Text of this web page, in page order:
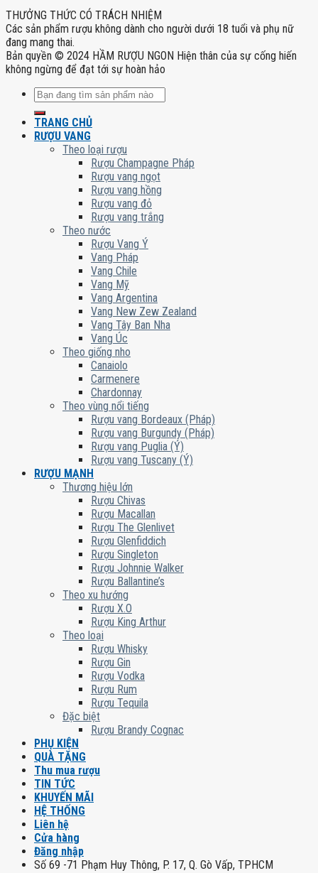
THƯỞNG THỨC CÓ TRÁCH NHIỆM
Các sản phẩm rượu không dành cho người dưới 18 tuổi và phụ nữ
đang mang thai.
Bản quyền © 2024 HẦM RƯỢU NGON Hiện thân của sự cống hiến
không ngừng để đạt tới sự hoàn hảo
Tìm
TRANG CHỦ
RƯỢU VANG
Theo loại rượu
Rượu Champagne Pháp
Rượu vang ngọt
Rượu vang hồng
Rượu vang đỏ
Rượu vang trắng
Theo nước
Rượu Vang Ý
Vang Pháp
Vang Chile
Vang Mỹ
Vang Argentina
Vang New Zew Zealand
Vang Tây Ban Nha
Vang Úc
Theo giống nho
Canaiolo
Carmenere
Chardonnay
Theo vùng nổi tiếng
Rượu vang Bordeaux (Pháp)
Rượu vang Burgundy (Pháp)
Rượu vang Puglia (Ý)
Rượu vang Tuscany (Ý)
RƯỢU MẠNH
Thương hiệu lớn
Rượu Chivas
Rượu Macallan
Rượu The Glenlivet
Rượu Glenfiddich
Rượu Singleton
Rượu Johnnie Walker
Rượu Ballantine’s
Theo xu hướng
Rượu X.O
Rượu King Arthur
Theo loại
Rượu Whisky
Rượu Gin
Rượu Vodka
Rượu Rum
Rượu Tequila
Đặc biệt
Rượu Brandy Cognac
PHỤ KIỆN
QUÀ TẶNG
Thu mua rượu
TIN TỨC
KHUYẾN MÃI
HỆ THỐNG
Liên hệ
Cửa hàng
Đăng nhập
Số 69 -71 Phạm Huy Thông, P. 17, Q. Gò Vấp, TPHCM